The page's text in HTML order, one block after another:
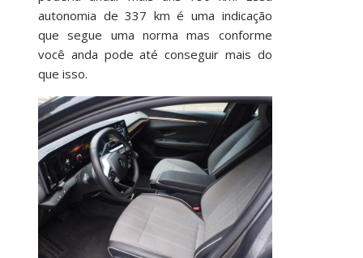
autonomia de 337 km é uma indicação
que segue uma norma mas conforme
você anda pode até conseguir mais do
que isso.